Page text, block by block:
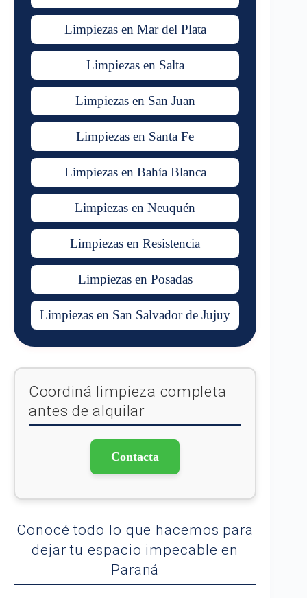
Limpiezas en Mar del Plata
Limpiezas en Salta
Limpiezas en San Juan
Limpiezas en Santa Fe
Limpiezas en Bahía Blanca
Limpiezas en Neuquén
Limpiezas en Resistencia
Limpiezas en Posadas
Limpiezas en San Salvador de Jujuy
Coordiná limpieza completa
antes de alquilar
Contacta
Conocé todo lo que hacemos para
dejar tu espacio impecable en
Paraná